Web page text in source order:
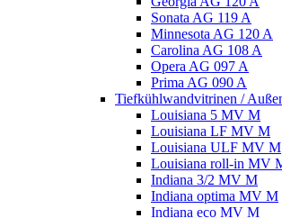
Sonata AG 119 A
Minnesota AG 120 A
Carolina AG 108 A
Opera AG 097 A
Prima AG 090 A
Tiefkühlwandvitrinen /
Louisiana 5 MV M
Louisiana LF MV M
Louisiana ULF MV M
Louisiana roll-in MV
Indiana 3/2 MV M
Indiana optima MV M
Indiana eco MV M